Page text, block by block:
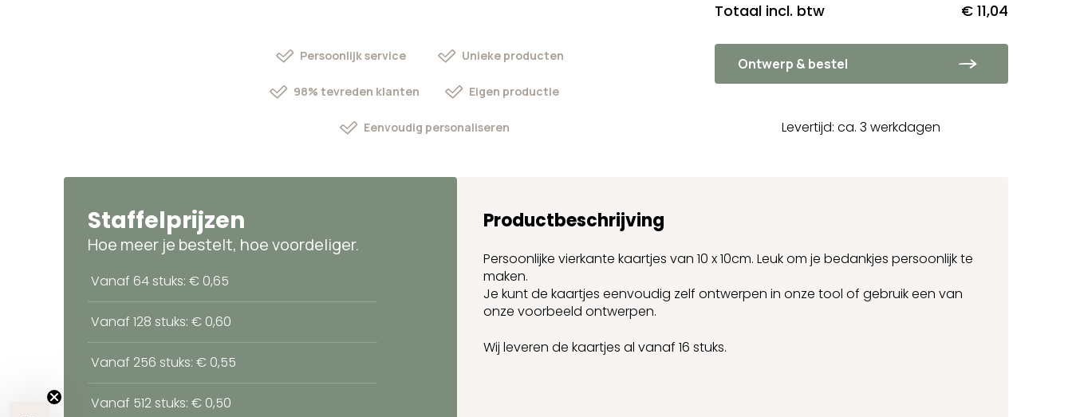
Persoonlijk service Unieke producten
98% tevreden klanten Eigen productie
Eenvoudig personaliseren
Ontwerp & bestel
Totaal incl. btw € 11,04
Levertijd: ca. 3 werkdagen
Staffelprijzen
Hoe meer je bestelt, hoe voordeliger.
Vanaf 64 stuks: € 0,65
Vanaf 128 stuks: € 0,60
Vanaf 256 stuks: € 0,55
Vanaf 512 stuks: € 0,50
Productbeschrijving
Persoonlijke vierkante kaartjes van 10 x 10cm. Leuk om je bedankjes persoonlijk te
maken.
Je kunt de kaartjes eenvoudig zelf ontwerpen in onze tool of gebruik een van
onze voorbeeld ontwerpen.
Wij leveren de kaartjes al vanaf 16 stuks.